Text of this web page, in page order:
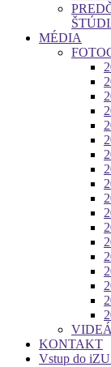
MÉDIA
VIDEÁ
KONTAKT
Vstup do